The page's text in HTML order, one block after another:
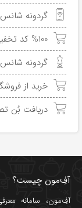
گردونه شانس
%100 کد تخفیف اشتراک 3 ماهه دیجی پلاس از دیجی کالا
گردونه شانس بانی
خرید از فروشگاه
دریافت بُن
آفِ‌مون چیست؟
آفِ‌مون، سامانه